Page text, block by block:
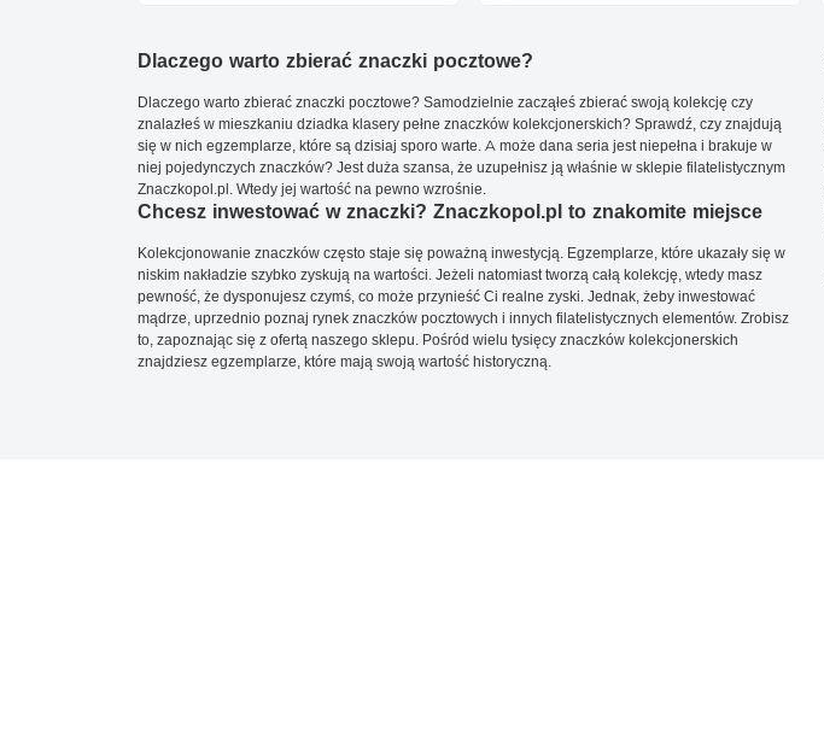
Dlaczego warto zbierać znaczki pocztowe?
Dlaczego warto zbierać znaczki pocztowe? Samodzielnie zacząłeś zbierać swoją kolekcję czy
znalazłeś w mieszkaniu dziadka klasery pełne znaczków kolekcjonerskich? Sprawdź, czy znajdują
się w nich egzemplarze, które są dzisiaj sporo warte. A może dana seria jest niepełna i brakuje w
niej pojedynczych znaczków? Jest duża szansa, że uzupełnisz ją właśnie w sklepie filatelistycznym
Znaczkopol.pl. Wtedy jej wartość na pewno wzrośnie.
Chcesz inwestować w znaczki? Znaczkopol.pl to znakomite miejsce
Kolekcjonowanie znaczków często staje się poważną inwestycją. Egzemplarze, które ukazały się w
niskim nakładzie szybko zyskują na wartości. Jeżeli natomiast tworzą całą kolekcję, wtedy masz
pewność, że dysponujesz czymś, co może przynieść Ci realne zyski. Jednak, żeby inwestować
mądrze, uprzednio poznaj rynek znaczków pocztowych i innych filatelistycznych elementów. Zrobisz
to, zapoznając się z ofertą naszego sklepu. Pośród wielu tysięcy znaczków kolekcjonerskich
znajdziesz egzemplarze, które mają swoją wartość historyczną.